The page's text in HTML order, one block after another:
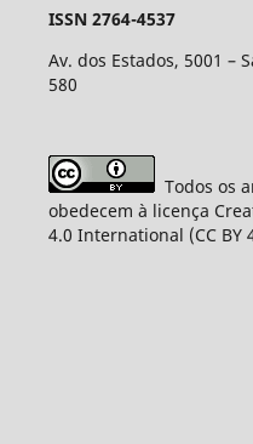
ISSN 2764-4537
Av. dos Estados, 5001 –
580
Todos os
obedecem à licença
4.0 International (CC BY